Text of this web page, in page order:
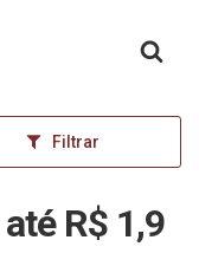
Filtrar
R$ 1,9